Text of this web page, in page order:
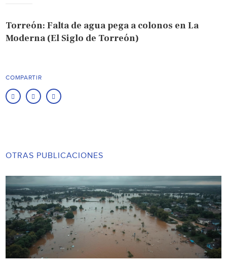
Torreón: Falta de agua pega a colonos en La
Moderna (El Siglo de Torreón)
COMPARTIR
OTRAS PUBLICACIONES